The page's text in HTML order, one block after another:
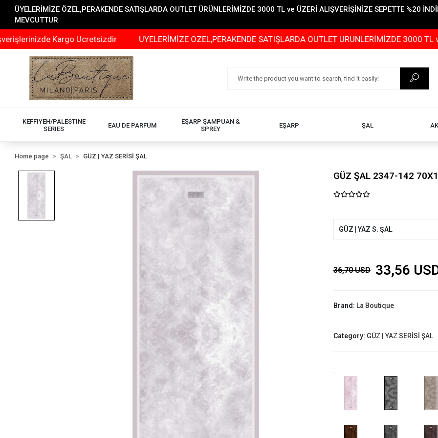
ÜYELERİMİZE ÖZEL,PERAKENDE SATIŞLARDA OUTLET ÜRÜNLERİMİZDE 3000 TL ve ÜZERİ ALIŞVERİŞİNİZE SEPETTE %20
MEVCUTTUR
Kargo Ücretsizdir ÜYELERİMİZE ÖZEL,PERAKENDE SATIŞLARDA OUTLET ÜRÜNLERİMİZDE 3000 TL ve
KEFFIYEH/PALESTINE
SERIES
EAU DE PARFUM
EŞARP ŞAMPUAN &
SPREY
EŞARP ŞAL
Home page ŞAL GÜZ | YAZ SERİSİ ŞAL
GÜZ ŞAL 2347-142
GÜZ | YAZ S. ŞAL
36,70 USD 33,56
Brand: La Boutique
Category: GÜZ | YAZ SERİSİ ŞAL
: